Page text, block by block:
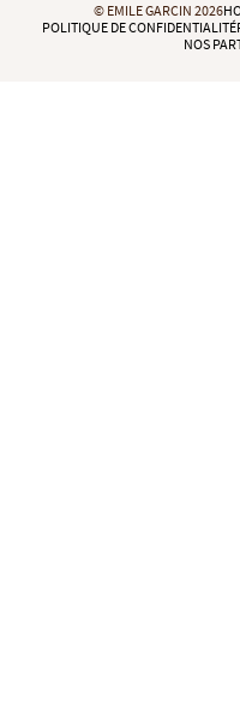
© EMILE GARCIN 2026
POLITIQUE DE CONFIDENTIALITÉ
NOS